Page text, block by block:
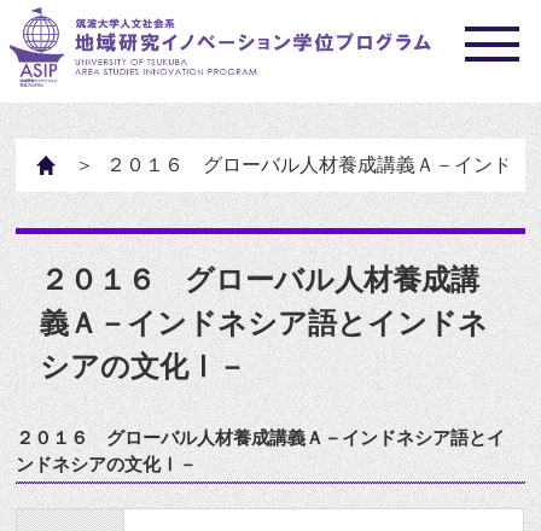
HOME ２０１６ グローバル人材養成講義Ａ－インド
２０１６ グローバル人材養成講
義Ａ－インドネシア語とインドネ
シアの文化Ⅰ－
２０１６ グローバル人材養成講義Ａ－インドネシア語とイ
ンドネシアの文化Ⅰ－